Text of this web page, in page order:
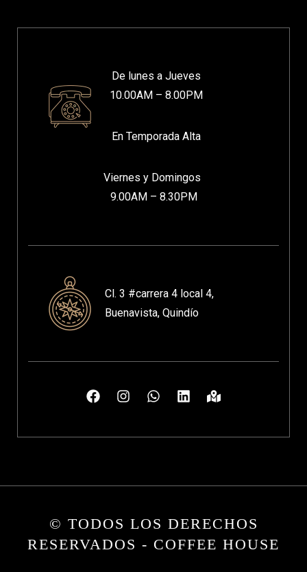
De lunes a Jueves
10.00AM – 8.00PM
En Temporada Alta
Viernes y Domingos
9.00AM – 8.30PM
Cl. 3 #carrera 4 local 4,
Buenavista, Quindío
© TODOS LOS DERECHOS
RESERVADOS - COFFEE HOUSE